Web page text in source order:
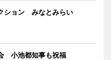
ション みなとみらい
小池都知事も祝福